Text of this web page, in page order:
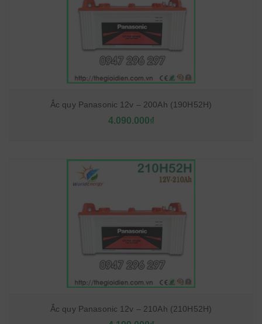
Ắc quy Panasonic 12v – 200Ah (190H52H)
4.090.000₫
Ắc quy Panasonic 12v – 210Ah (210H52H)